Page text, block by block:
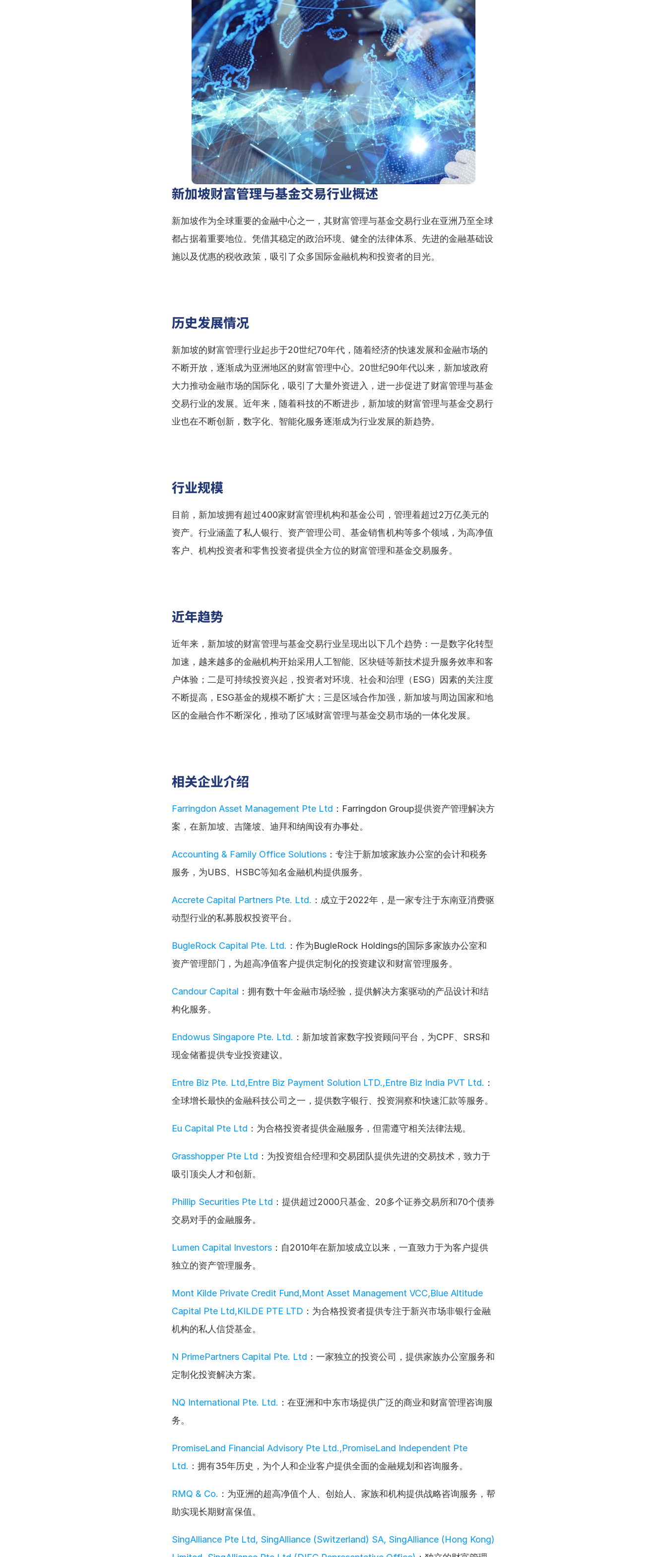
新加坡财富管理与基金交易行业概述
新加坡作为全球重要的金融中心之一，其财富管理与基金交易行业在亚洲乃至全球
都占据着重要地位。凭借其稳定的政治环境、健全的法律体系、先进的金融基础设
施以及优惠的税收政策，吸引了众多国际金融机构和投资者的目光。
历史发展情况
新加坡的财富管理行业起步于20世纪70年代，随着经济的快速发展和金融市场的
不断开放，逐渐成为亚洲地区的财富管理中心。20世纪90年代以来，新加坡政府
大力推动金融市场的国际化，吸引了大量外资进入，进一步促进了财富管理与基金
交易行业的发展。近年来，随着科技的不断进步，新加坡的财富管理与基金交易行
业也在不断创新，数字化、智能化服务逐渐成为行业发展的新趋势。
行业规模
目前，新加坡拥有超过400家财富管理机构和基金公司，管理着超过2万亿美元的
资产。行业涵盖了私人银行、资产管理公司、基金销售机构等多个领域，为高净值
客户、机构投资者和零售投资者提供全方位的财富管理和基金交易服务。
近年趋势
近年来，新加坡的财富管理与基金交易行业呈现出以下几个趋势：一是数字化转型
加速，越来越多的金融机构开始采用人工智能、区块链等新技术提升服务效率和客
户体验；二是可持续投资兴起，投资者对环境、社会和治理（ESG）因素的关注度
不断提高，ESG基金的规模不断扩大；三是区域合作加强，新加坡与周边国家和地
区的金融合作不断深化，推动了区域财富管理与基金交易市场的一体化发展。
相关企业介绍
Farringdon Asset Management Pte Ltd ：Farringdon Group提供资产管理解决方
案，在新加坡、吉隆坡、迪拜和纳闽设有办事处。
Accounting & Family Office Solutions ：专注于新加坡家族办公室的会计和税务
服务，为UBS、HSBC等知名金融机构提供服务。
Accrete Capital Partners Pte. Ltd. ：成立于2022年，是一家专注于东南亚消费驱
动型行业的私募股权投资平台。
BugleRock Capital Pte. Ltd. ：作为BugleRock Holdings的国际多家族办公室和
资产管理部门，为超高净值客户提供定制化的投资建议和财富管理服务。
Candour Capital ：拥有数十年金融市场经验，提供解决方案驱动的产品设计和结
构化服务。
Endowus Singapore Pte. Ltd. ：新加坡首家数字投资顾问平台，为CPF、SRS和
现金储蓄提供专业投资建议。
Entre Biz Pte. Ltd,Entre Biz Payment Solution LTD.,Entre Biz India PVT Ltd. ：
全球增长最快的金融科技公司之一，提供数字银行、投资洞察和快速汇款等服务。
Eu Capital Pte Ltd ：为合格投资者提供金融服务，但需遵守相关法律法规。
Grasshopper Pte Ltd ：为投资组合经理和交易团队提供先进的交易技术，致力于
吸引顶尖人才和创新。
Phillip Securities Pte Ltd ：提供超过2000只基金、20多个证券交易所和70个债券
交易对手的金融服务。
Lumen Capital Investors ：自2010年在新加坡成立以来，一直致力于为客户提供
独立的资产管理服务。
Mont Kilde Private Credit Fund,Mont Asset Management VCC,Blue Altitude
Capital Pte Ltd,KILDE PTE LTD ：为合格投资者提供专注于新兴市场非银行金融
机构的私人信贷基金。
N PrimePartners Capital Pte. Ltd ：一家独立的投资公司，提供家族办公室服务和
定制化投资解决方案。
NQ International Pte. Ltd. ：在亚洲和中东市场提供广泛的商业和财富管理咨询服
务。
PromiseLand Financial Advisory Pte Ltd.,PromiseLand Independent Pte
Ltd. ：拥有35年历史，为个人和企业客户提供全面的金融规划和咨询服务。
RMQ & Co. ：为亚洲的超高净值个人、创始人、家族和机构提供战略咨询服务，帮
助实现长期财富保值。
SingAlliance Pte Ltd, SingAlliance (Switzerland) SA, SingAlliance (Hong Kong)